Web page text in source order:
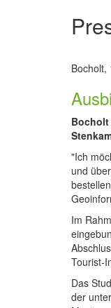
Bocholt,
Bocholt
"Ich
und
Im
Tourist-
Das
der